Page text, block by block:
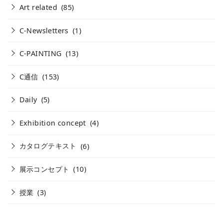
Art related (85)
C-Newsletters (1)
C-PAINTING (13)
C通信 (153)
Daily (5)
Exhibition concept (4)
カタログテキスト (6)
展示コンセプト (10)
授業 (3)